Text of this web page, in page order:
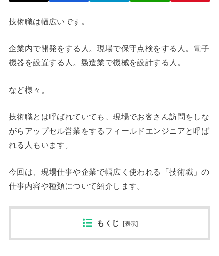
技術職は幅広いです。
企業内で開発をする人。現場で保守点検をする人。電子
機器を設置する人。製造業で機械を設計する人。
など様々。
技術職とは呼ばれていても、現場でお客さん訪問をしな
がらアップセル営業をするフィールドエンジニアと呼ば
れる人もいます。
今回は、現場仕事や企業で幅広く使われる「技術職」の
仕事内容や種類について紹介します。
もくじ [表示]